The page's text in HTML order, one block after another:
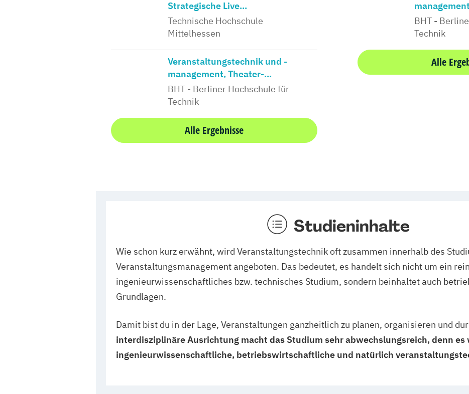
Strategische Live...
Technische Hochschule
Mittelhessen
Veranstaltungstechnik und -
management, Theater-...
BHT - Berliner Hochschule für
Technik
Alle Ergebnisse
BHT -
Technik
Alle
Studieninhalte
Wie schon kurz erwähnt, wird Veranstaltungstechnik oft zusammen innerhalb des
Veranstaltungsmanagement angeboten. Das bedeutet, es handelt sich nicht um ein rein
ingenieurwissenschaftliches bzw. technisches Studium, sondern beinhaltet auch
Grundlagen.
Damit bist du in der Lage, Veranstaltungen ganzheitlich zu planen, organisieren und
interdisziplinäre Ausrichtung macht das Studium sehr abwechslungsreich, denn es
ingenieurwissenschaftliche, betriebswirtschaftliche und natürlich